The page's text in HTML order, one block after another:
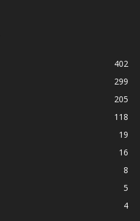
402
299
205
118
19
16
8
5
4